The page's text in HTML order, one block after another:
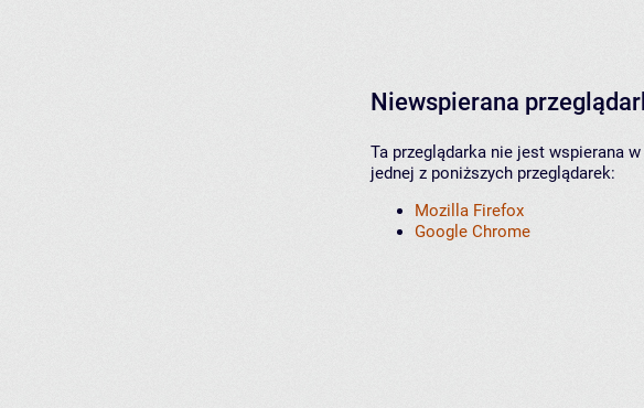
Niewspierana
Ta przeglądarka nie jest wspierana
jednej z poniższych przeglądarek:
Mozilla Firefox
Google Chrome